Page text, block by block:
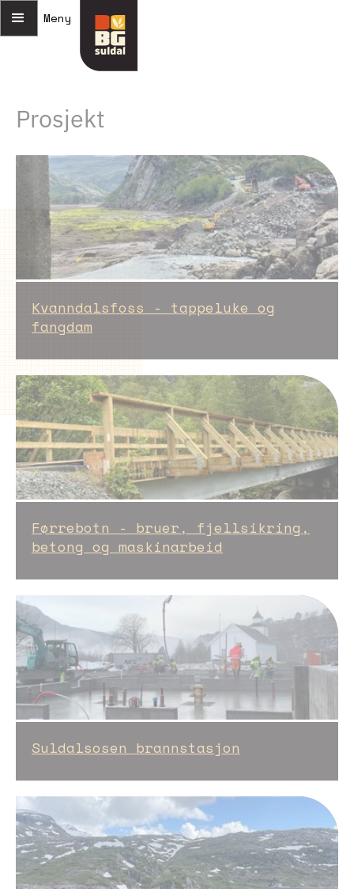
Meny
Prosjekt
Kvanndalsfoss - tappeluke og
fangdam
Førrebotn - bruer, fjellsikring,
betong og maskinarbeid
Suldalsosen brannstasjon